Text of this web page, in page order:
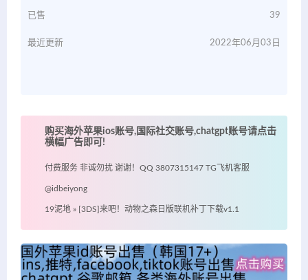
已售 39
最近更新 2022年06月03日
购买海外苹果ios账号,国际社交账号,chatgpt账号请点击
横幅广告即可!
付费服务 非诚勿扰 谢谢！QQ 3807315147 TG飞机客服
@idbeiyong
19泥地 » [3DS]来吧！动物之森日版联机补丁下载v1.1